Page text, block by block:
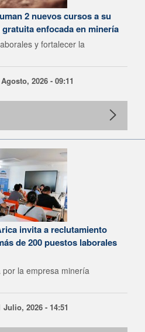
2 nuevos cursos a su
enfocada en minería
y fortalecer la
2026 - 09:11
invita a reclutamiento
de 200 puestos laborales
la empresa minería
Julio, 2026 - 14:51